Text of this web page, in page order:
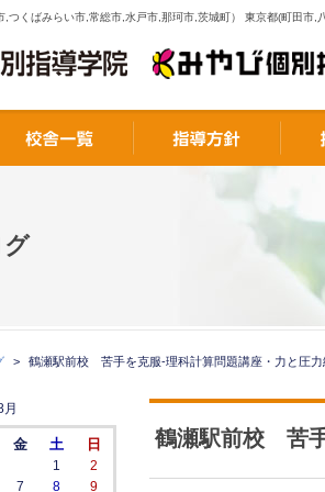
,つくばみらい市,常総市,水戸市,那珂市,茨城町） 東京都(町田市,
> 鶴瀬駅前校 苦手を克服-理科計算問題講座・力と圧力
鶴瀬駅前校 苦
金 土 日
1
2
7 8 9